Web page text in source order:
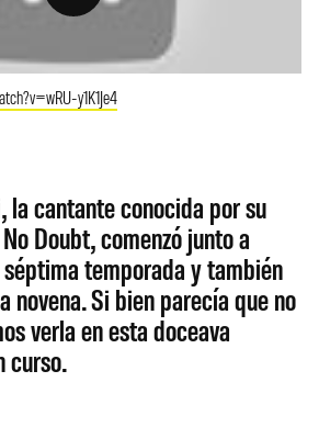
y1K1Je4
la cantante conocida por su
Doubt, comenzó junto a
temporada y también
novena. Si bien parecía que no
verla en esta doceava
curso.